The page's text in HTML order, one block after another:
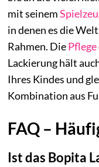
mit seinem
in denen es die
Rahmen. DiePflege
Lackierung hält
Ihres Kindes und
Kombination aus
FAQ –
Ist das Bopita